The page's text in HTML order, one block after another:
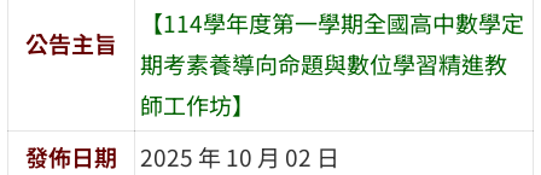
公告主旨
【114學年度第一學期全國高中數學定
期考素養導向命題與數位學習精進教
師工作坊】
發佈日期
2025 年 10 月 02 日